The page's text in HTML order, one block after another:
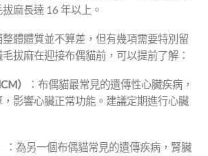
麻長達 16 年以上。
體體質並不算差，但有幾項需要特別留
拔麻在迎接布偶貓前，可以提前了解：
）
：布偶貓最常見的遺傳性心臟疾病，
影響心臟正常功能。建議定期進行心臟
：為另一個布偶貓常見的遺傳疾病，腎臟